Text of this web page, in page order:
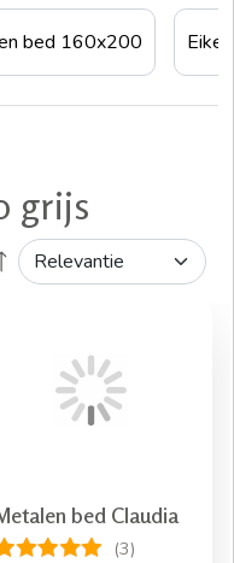
bed 160x200
grijs
bed Claudia
(3)